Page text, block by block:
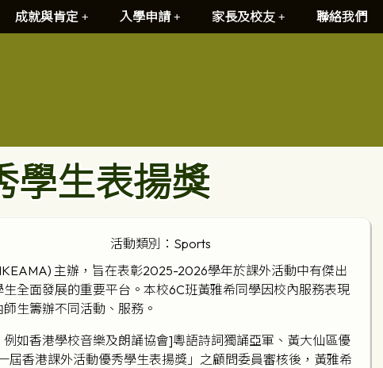
成就與肯定 入學申請 家長及校友 聯絡我們
學生表揚獎
活動類別：Sports
主辦，旨在表彰2025-2026學年於課外活動中有傑出
全面發展的重要平台。本校6C班黃雅希同學因校內服務表現
生籌辦不同活動、服務。
如香港學校音樂及朗誦協會]粵語詩詞獨誦亞軍、黃大仙區優
香港課外活動優秀學生表揚獎」之顧問委員審核後，黃雅希